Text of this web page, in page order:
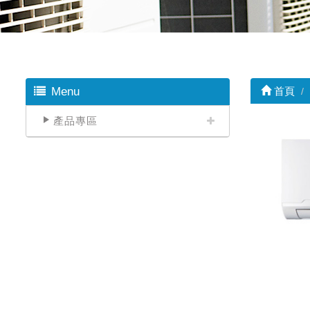
Menu
產品專區
首頁